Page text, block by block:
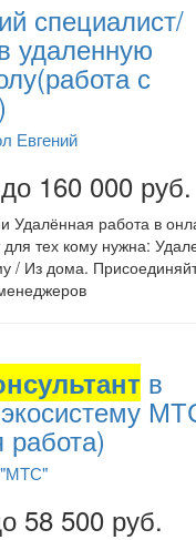
специалист/
удаленную
с
Евгений
160 000 руб.
Удалённая работа в
тех кому нужна:
/ Из дома.
в
работа)
58 500 руб.